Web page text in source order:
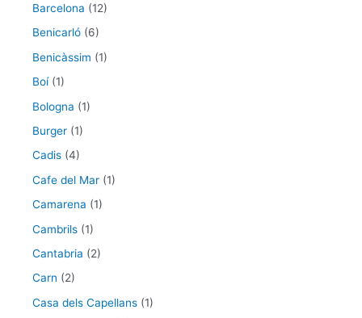
Barcelona (12)
Benicarló (6)
Benicàssim (1)
Boí(1)
Bologna (1)
Burger (1)
Cadis (4)
Cafe del Mar (1)
Camarena (1)
Cambrils (1)
Cantabria (2)
Carn (2)
Casa dels Capellans (1)